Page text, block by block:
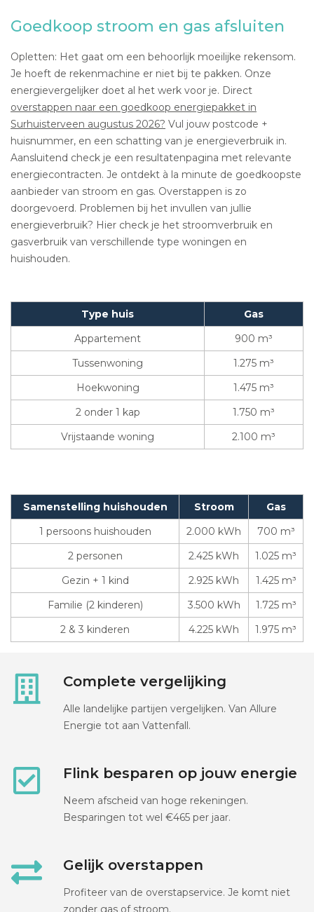
Goedkoop stroom en gas afsluiten
Opletten: Het gaat om een behoorlijk moeilijke rekensom.
Je hoeft de rekenmachine er niet bij te pakken. Onze
energievergelijker doet al het werk voor je. Direct
overstappen naar een goedkoop energiepakket in
Surhuisterveen augustus 2026? Vul jouw postcode +
huisnummer, en een schatting van je energieverbruik in.
Aansluitend check je een resultatenpagina met relevante
energiecontracten. Je ontdekt à la minute de goedkoopste
aanbieder van stroom en gas. Overstappen is zo
doorgevoerd. Problemen bij het invullen van jullie
energieverbruik? Hier check je het stroomverbruik en
gasverbruik van verschillende type woningen en
huishouden.
Type huis
Gas
Appartement
900 m³
Tussenwoning
1.275 m³
Hoekwoning
1.475 m³
2 onder 1 kap
1.750 m³
Vrijstaande woning
2.100 m³
Samenstelling huishouden Stroom
Gas
1 persoons huishouden
2.000 kWh
700 m³
2 personen
2.425 kWh
1.025 m³
Gezin + 1 kind
2.925 kWh
1.425 m³
Familie (2 kinderen)
3.500 kWh
1.725 m³
2 & 3 kinderen
4.225 kWh 1.975 m³
Complete vergelijking
Alle landelijke partijen vergelijken. Van Allure
Energie tot aan Vattenfall.
Flink besparen op jouw energie
Neem afscheid van hoge rekeningen.
Besparingen tot wel €465 per jaar.
Gelijk overstappen
Profiteer van de overstapservice. Je komt niet